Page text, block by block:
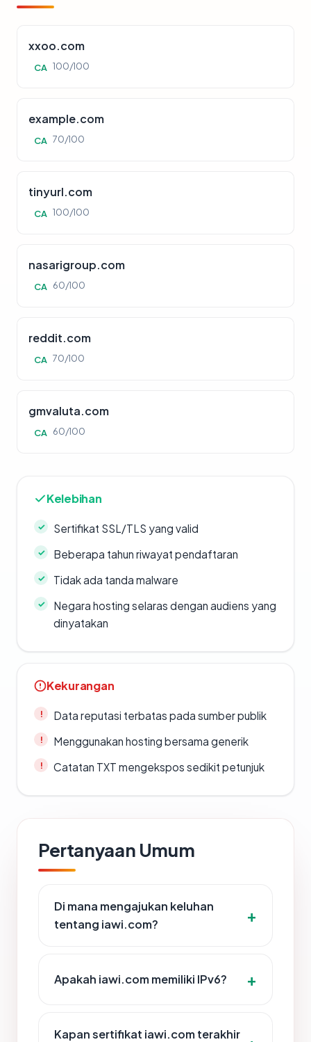
xxoo.com
CA 100/100
example.com
CA 70/100
tinyurl.com
CA 100/100
nasarigroup.com
CA 60/100
reddit.com
CA 70/100
gmvaluta.com
CA 60/100
Kelebihan
Sertifikat SSL/TLS yang valid
Beberapa tahun riwayat pendaftaran
Tidak ada tanda malware
Negara hosting selaras dengan audiens yang
dinyatakan
Kekurangan
Data reputasi terbatas pada sumber publik
Menggunakan hosting bersama generik
Catatan TXT mengekspos sedikit petunjuk
Pertanyaan Umum
Di mana mengajukan keluhan
tentang iawi.com?
Apakah iawi.com memiliki IPv6?
Kapan sertifikat iawi.com terakhir